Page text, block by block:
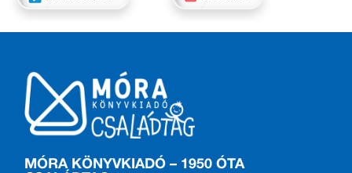
MÓRA KÖNYVKIADÓ – 1950 ÓTA